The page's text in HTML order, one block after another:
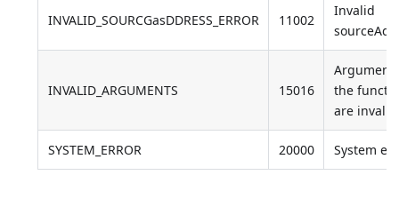
INVALID_SOURCGasDDRESS_ERROR 11002
Invalid
INVALID_ARGUMENTS 15016
the
are invalid
SYSTEM_ERROR 20000 System